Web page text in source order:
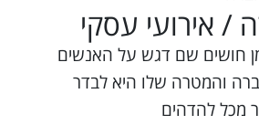
/ אירועי עסקי
חושים שם דגש על האנשים
והמטרה שלו היא לבדר
מכל להדהים